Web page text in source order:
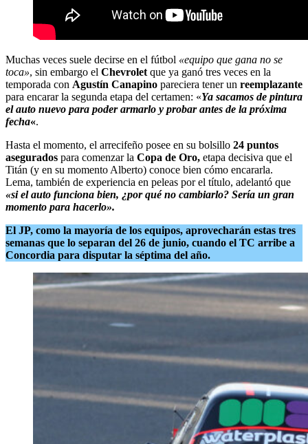
Muchas veces suele decirse en el fútbol «equipo que gana no se
toca», sin embargo el Chevrolet que ya ganó tres veces en la
temporada con Agustín Canapino pareciera tener un reemplazante
para encarar la segunda etapa del certamen: «Ya sacamos de pintura
el auto nuevo para poder armarlo y probar antes de la próxima
fecha«.
Hasta el momento, el arrecifeño posee en su bolsillo 24 puntos
asegurados para comenzar la Copa de Oro, etapa decisiva que el
Titán (y en su momento Alberto) conoce bien cómo encararla.
Lema, también de experiencia en peleas por el título, adelantó que
«si el auto funciona bien, ¿por qué no cambiarlo? Sería un gran
momento para hacerlo».
El JP, como la mayoría de los equipos, aprovecharán estas tres
semanas que lo separan del 26 de junio, cuando el TC arribe a
Concordia para disputar la séptima del año.